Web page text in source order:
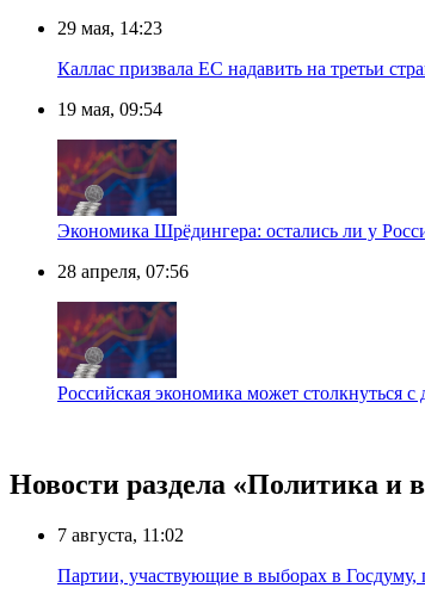
29 мая, 14:23
Каллас призвала ЕС надавить на третьи
19 мая, 09:54
Экономика Шрёдингера: остались ли у
28 апреля, 07:56
Российская экономика может столкнуться
Новости раздела «Политика и
7 августа, 11:02
Партии, участвующие в выборах в Госдуму,